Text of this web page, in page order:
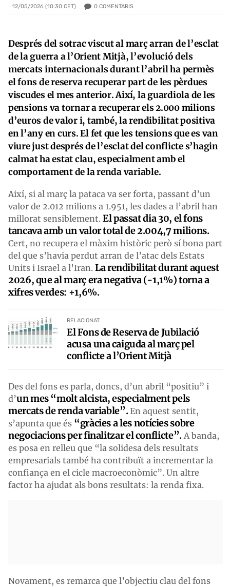
12/05/2026 (10:30 CET) 0 COMENTARIS
Després del sotrac viscut al març arran de l’esclat
de la guerra a l’Orient Mitjà, l’evolució dels
mercats internacionals durant l’abril ha permès
el fons de reserva recuperar part de les pèrdues
viscudes el mes anterior. Així, la guardiola de les
pensions va tornar a recuperar els 2.000 milions
d’euros de valor i, també, la rendibilitat positiva
en l’any en curs. El fet que les tensions que es van
viure just després de l’esclat del conflicte s’hagin
calmat ha estat clau, especialment amb el
comportament de la renda variable.
Així, si al març la pataca va ser forta, passant d’un
valor de 2.012 milions a 1.951, les dades a l’abril han
millorat sensiblement. El passat dia 30, el fons
tancava amb un valor total de 2.004,7 milions.
Cert, no recupera el màxim històric però sí bona part
del que s’havia perdut arran de l’atac dels Estats
Units i Israel a l’Iran. La rendibilitat durant aquest
2026, que al març era negativa (-1,1%) torna a
xifres verdes: +1,6%.
RELACIONAT
El Fons de Reserva de Jubilació
acusa una caiguda al març pel
conflicte a l’Orient Mitjà
Des del fons es parla, doncs, d’un abril “positiu” i
d’un mes “molt alcista, especialment pels
mercats de renda variable”.En aquest sentit,
s’apunta que és “gràcies a les notícies sobre
negociacions per finalitzar el conflicte”.A banda,
es posa en relleu que “la solidesa dels resultats
empresarials també ha contribuït a incrementar la
confiança en el cicle macroeconòmic”. Un altre
factor ha ajudat als bons resultats: la renda fixa.
Novament, es remarca que l’objectiu clau del fons